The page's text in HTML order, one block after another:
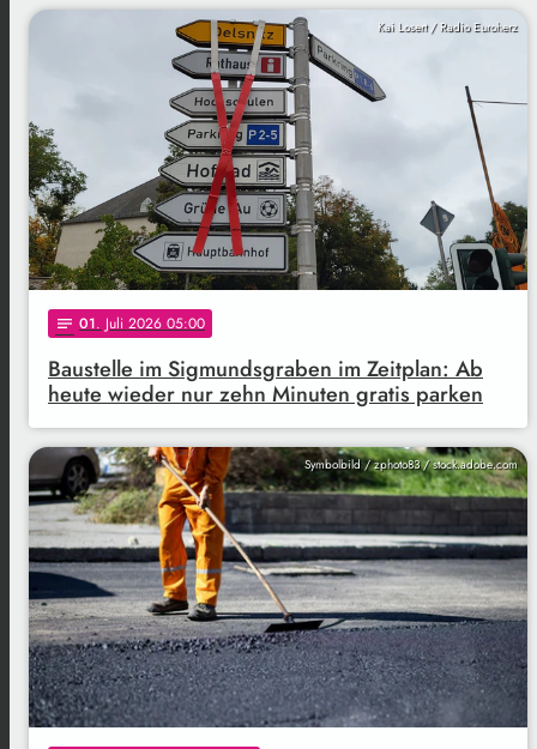
Kai Losert / Radio Euroherz
notes 01. Juli 2026 05:00
Baustelle im Sigmundsgraben im Zeitplan: Ab
heute wieder nur zehn Minuten gratis parken
Symbolbild / zphoto83 / stock.adobe.com